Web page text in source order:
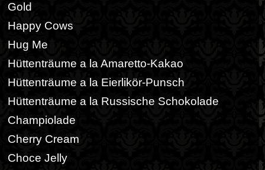
Gold
Happy Cows
Hug Me
Hüttenträume a la Amaretto-Kakao
Hüttenträume a la Eierlikör-Punsch
Hüttenträume a la Russische Schokolade
Champiolade
Cherry Cream
Choce Jelly